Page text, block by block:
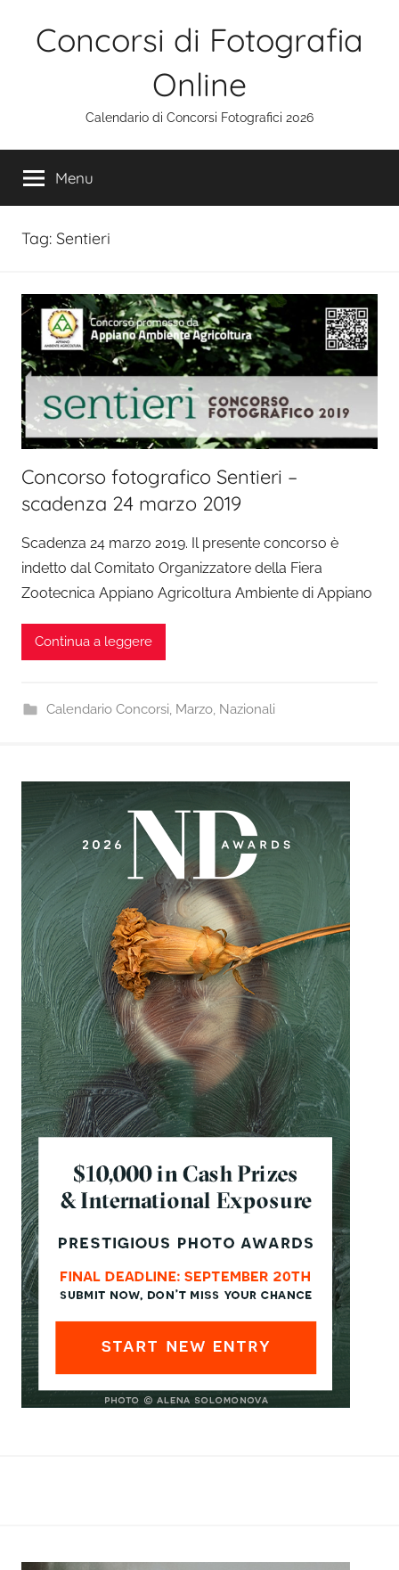
Concorsi di Fotografia
Online
Calendario di Concorsi Fotografici 2026
Menu
Tag: Sentieri
Concorso fotografico Sentieri –
scadenza 24 marzo 2019
Scadenza 24 marzo 2019. Il presente concorso è
indetto dal Comitato Organizzatore della Fiera
Zootecnica Appiano Agricoltura Ambiente di Appiano
Continua a leggere
Calendario Concorsi, Marzo, Nazionali